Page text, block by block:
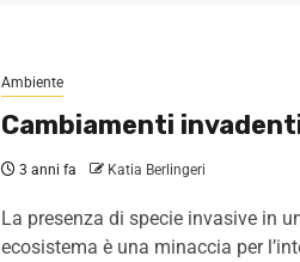
Ambiente
Cambiamenti
3 anni fa Katia Berlingeri
La presenza di specie invasive in
ecosistema è una minaccia per